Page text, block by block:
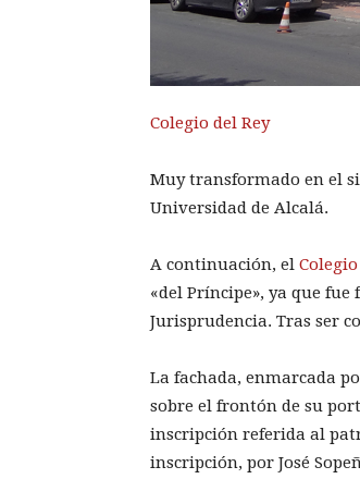
Colegio del Rey
Muy transformado en el
Universidad de Alcalá.
A continuación, el
«del Príncipe», ya que fue
Jurisprudencia. Tras ser
La fachada, enmarcada
sobre el frontón de su
inscripción referida al
inscripción, por José